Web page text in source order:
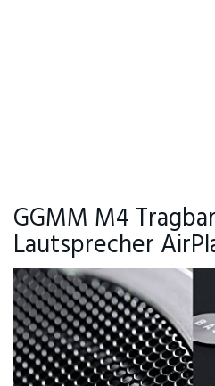
GGMM M4
Lautsprecher